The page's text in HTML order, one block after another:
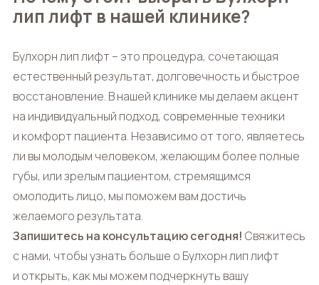
лип лифт в нашей клинике?
Булхорн лип лифт – это процедура, сочетающая
естественный результат, долговечность и быстрое
восстановление. В нашей клинике мы делаем акцент
на индивидуальный подход, современные техники
и комфорт пациента. Независимо от того, являетесь
ли вы молодым человеком, желающим более полные
губы, или зрелым пациентом, стремящимся
омолодить лицо, мы поможем вам достичь
желаемого результата.
Запишитесь на консультацию сегодня! Свяжитесь
с нами, чтобы узнать больше о Булхорн лип лифт
и открыть, как мы можем подчеркнуть вашу